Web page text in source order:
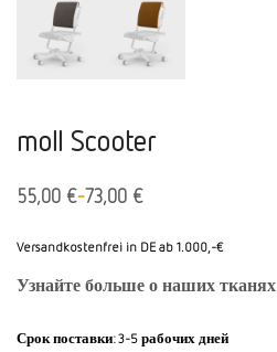
moll Scooter
55,00 €-73,00 €
Versandkostenfrei in DE ab 1.000,-€
Узнайте больше о наших тканях
Срок поставки:3-5 рабочих дней